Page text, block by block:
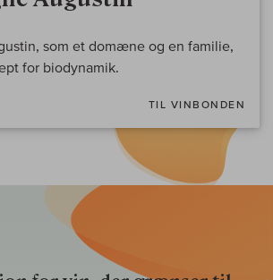
som et domæne og en familie,
for biodynamik.
TIL VINBONDEN